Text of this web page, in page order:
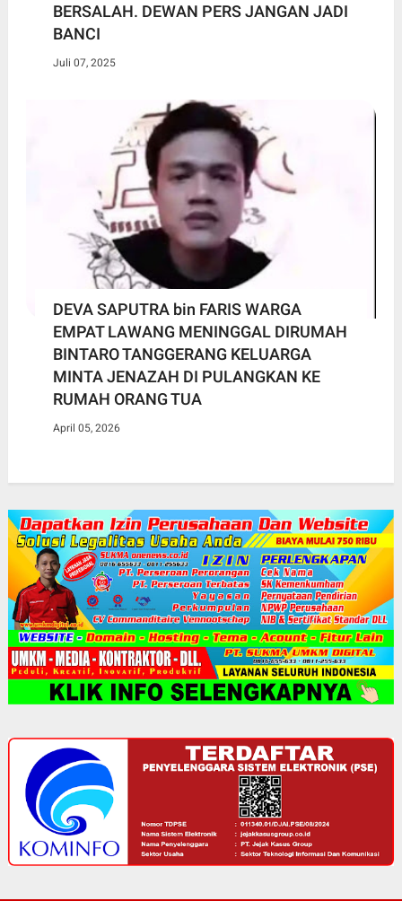
BERSALAH. DEWAN PERS JANGAN JADI
BANCI
Juli 07, 2025
DEVA SAPUTRA bin FARIS WARGA
EMPAT LAWANG MENINGGAL DIRUMAH
BINTARO TANGGERANG KELUARGA
MINTA JENAZAH DI PULANGKAN KE
RUMAH ORANG TUA
April 05, 2026